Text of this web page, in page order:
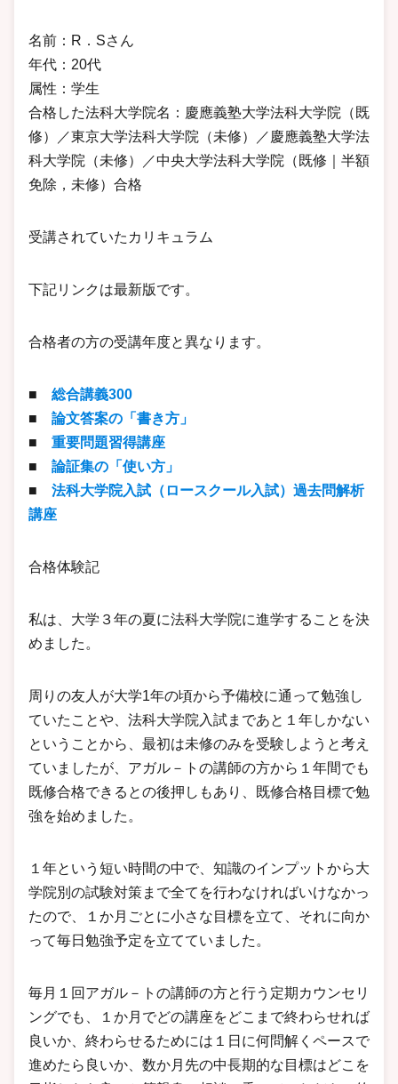
名前：R．Sさん
年代：20代
属性：学生
合格した法科大学院名：慶應義塾大学法科大学院（既
修）／東京大学法科大学院（未修）／慶應義塾大学法
科大学院（未修）／中央大学法科大学院（既修｜半額
免除，未修）合格
受講されていたカリキュラム
下記リンクは最新版です。
合格者の方の受講年度と異なります。
■ 総合講義300
■ 論文答案の「書き方」
■ 重要問題習得講座
■ 論証集の「使い方」
■ 法科大学院入試（ロースクール入試）過去問解析
講座
合格体験記
私は、大学３年の夏に法科大学院に進学することを決
めました。
周りの友人が大学1年の頃から予備校に通って勉強し
ていたことや、法科大学院入試まであと１年しかない
ということから、最初は未修のみを受験しようと考え
ていましたが、アガル－トの講師の方から１年間でも
既修合格できるとの後押しもあり、既修合格目標で勉
強を始めました。
１年という短い時間の中で、知識のインプットから大
学院別の試験対策まで全てを行わなければいけなかっ
たので、１か月ごとに小さな目標を立て、それに向か
って毎日勉強予定を立てていました。
毎月１回アガル－トの講師の方と行う定期カウンセリ
ングでも、１か月でどの講座をどこまで終わらせれば
良いか、終わらせるためには１日に何問解くペースで
進めたら良いか、数か月先の中長期的な目標はどこを